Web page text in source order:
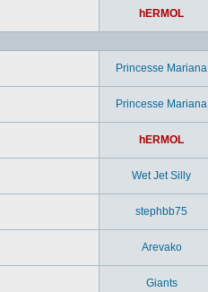
hERMOL
Princesse Mariana
Princesse Mariana
hERMOL
Wet Jet Silly
stephbb75
Arevako
Giants